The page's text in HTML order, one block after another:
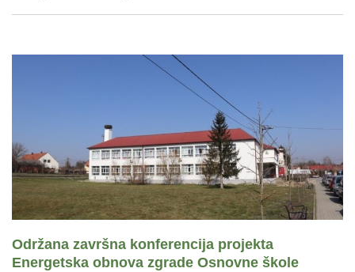
Održana završna konferencija projekta
Energetska obnova zgrade Osnovne škole